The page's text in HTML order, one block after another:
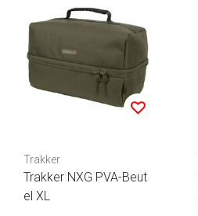
Trakker
Trakker NXG PVA-Beut
el XL